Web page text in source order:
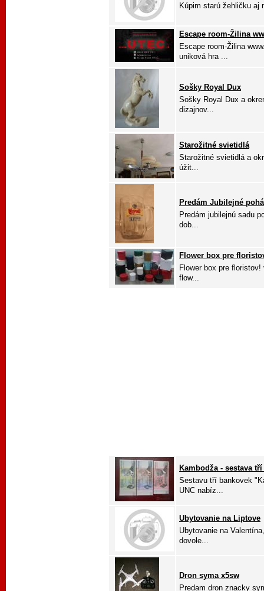
Kúpim starú žehličku aj
Escape room-Žilina
Escape room-Žilina
uniková hra ...
Sošky Royal Dux
Sošky Royal Dux a
dizajnov...
Starožitné svietidlá
Starožitné svietidlá a
úžit...
Predám Jubilejné
Predám jubilejnú sadu
dob...
Flower box pre
Flower box pre
flow...
Kambodža - sestava
Sestavu tří bankovek
UNC nabíz...
Ubytovanie na Liptove
Ubytovanie na
dovole...
Dron syma x5sw
Predam dron znacky